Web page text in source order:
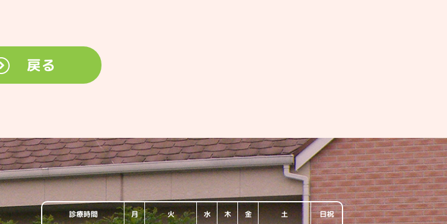
戻る
診療時間 月 火 水 木 金 土 日祝